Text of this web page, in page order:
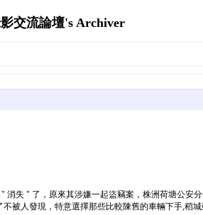
交流論壇's Archiver
失 " 了，原來其涉嫌一起盜竊案，株洲荷塘公安
人發現，特意選擇那些比較陳舊的車輛下手,稻